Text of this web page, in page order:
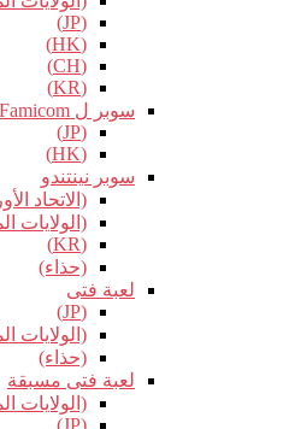
(JP)
(HK)
(CH)
(KR)
سوبر ل Famicom
(JP)
(HK)
سوبر نينتندو
(الاتحاد
(الولايات
(KR)
(حذاء)
لعبة فتى
(JP)
(الولايات
(حذاء)
لعبة فتى مسبقة
(الولايات